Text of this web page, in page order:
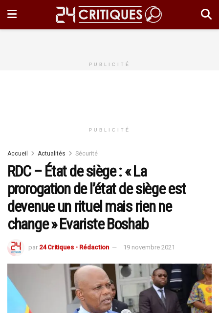
PUBLICITÉ
PUBLICITÉ
Accueil Actualités Sécurité
RDC – État de siège : « La
prorogation de l’état de siège est
devenue un rituel mais rien ne
change » Evariste Boshab
par 24 Critiques - Rédaction 19 novembre 2021